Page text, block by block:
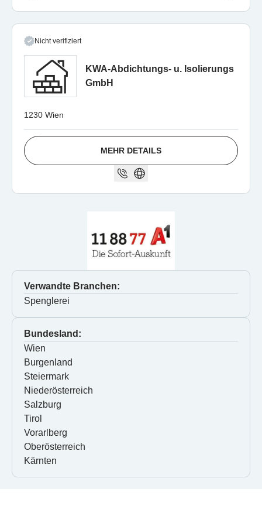
Nicht verifiziert
KWA-Abdichtungs- u. Isolierungs
GmbH
1230 Wien
MEHR DETAILS
Verwandte Branchen:
Spenglerei
Bundesland:
Wien
Burgenland
Steiermark
Niederösterreich
Salzburg
Tirol
Vorarlberg
Oberösterreich
Kärnten